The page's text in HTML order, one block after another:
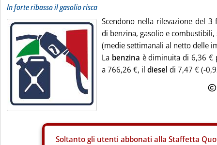
In forte ribasso il gasolio risca
Scendono nella rilevazione del
di benzina, gasolio e
(medie settimanali al netto delle
La benzina è diminuita di 6,36 €
a 766,26 €, il diesel di 7,47 € (-
Soltanto gli utenti abbonati alla Staffetta